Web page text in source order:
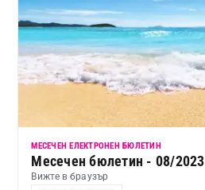
МЕСЕЧЕН ЕЛЕКТРОНЕН БЮЛЕТИН
Месечен бюлетин - 08/2023
Вижте в браузър